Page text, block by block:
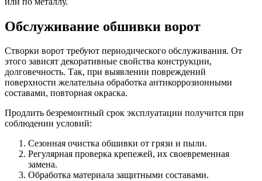
Обслуживание обшивки ворот
Створки ворот требуют периодического обслуживания. От
этого зависят декоративные свойства конструкции,
долговечность. Так, при выявлении повреждений
поверхности желательна обработка антикоррозионными
составами, повторная окраска.
Продлить безремонтный срок эксплуатации получится при
соблюдении условий:
Сезонная очистка обшивки от грязи и пыли.
Регулярная проверка крепежей, их своевременная
замена.
Обработка материала защитными составами.